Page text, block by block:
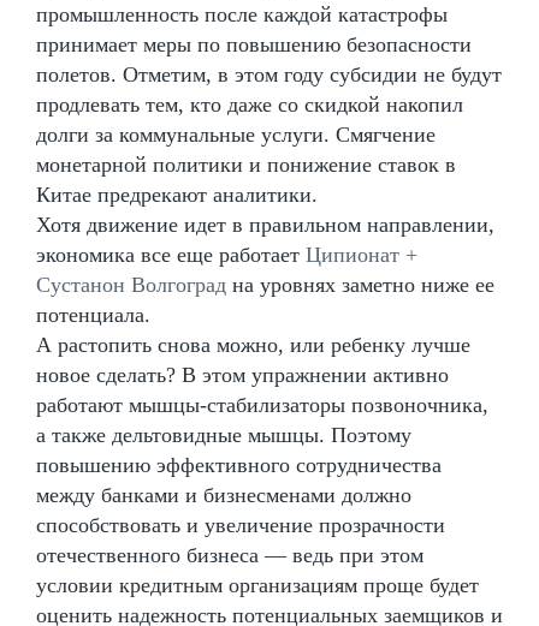
промышленность после каждой катастрофы
принимает меры по повышению безопасности
полетов. Отметим, в этом году субсидии не будут
продлевать тем, кто даже со скидкой накопил
долги за коммунальные услуги. Смягчение
монетарной политики и понижение ставок в
Китае предрекают аналитики.
Хотя движение идет в правильном направлении,
экономика все еще работает Ципионат +
Сустанон Волгоград на уровнях заметно ниже ее
потенциала.
А растопить снова можно, или ребенку лучше
новое сделать? В этом упражнении активно
работают мышцы-стабилизаторы позвоночника,
а также дельтовидные мышцы. Поэтому
повышению эффективного сотрудничества
между банками и бизнесменами должно
способствовать и увеличение прозрачности
отечественного бизнеса — ведь при этом
условии кредитным организациям проще будет
оценить надежность потенциальных заемщиков и